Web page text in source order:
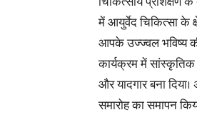
में आयुर्वेद चिकित्सा के
आपके उज्ज्वल भविष्य
कार्यक्रम में सांस्कृतिक
और यादगार बना
समारोह का समापन